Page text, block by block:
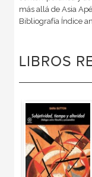
más allá de Asia
Bibliografía Índice
LIBROS